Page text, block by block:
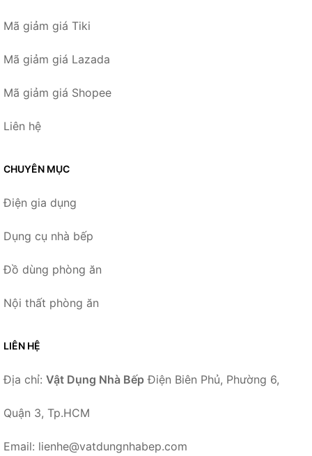
Mã giảm giá Tiki
Mã giảm giá Lazada
Mã giảm giá Shopee
Liên hệ
CHUYÊN MỤC
Điện gia dụng
Dụng cụ nhà bếp
Đồ dùng phòng ăn
Nội thất phòng ăn
LIÊN HỆ
Địa chỉ: Vật Dụng Nhà Bếp Điện Biên Phủ, Phường 6,
Quận 3, Tp.HCM
Email: lienhe@vatdungnhabep.com